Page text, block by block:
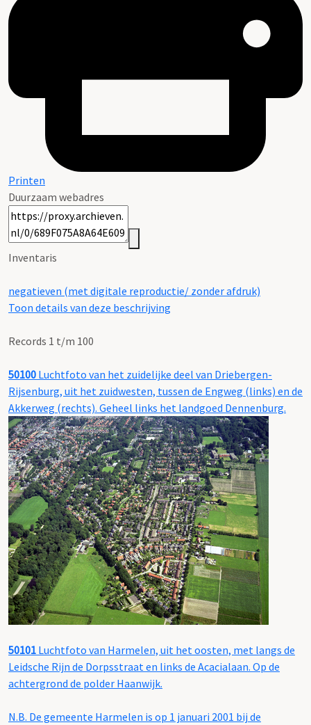
Printen
Duurzaam webadres
Inventaris
negatieven (met digitale reproductie/ zonder afdruk)
Toon details van deze beschrijving
Records 1 t/m 100
50100 Luchtfoto van het zuidelijke deel van Driebergen-
Rijsenburg, uit het zuidwesten, tussen de Engweg (links) en de
Akkerweg (rechts). Geheel links het landgoed Dennenburg.
50101 Luchtfoto van Harmelen, uit het oosten, met langs de
Leidsche Rijn de Dorpsstraat en links de Acacialaan. Op de
achtergrond de polder Haanwijk.
N.B. De gemeente Harmelen is op 1 januari 2001 bij de